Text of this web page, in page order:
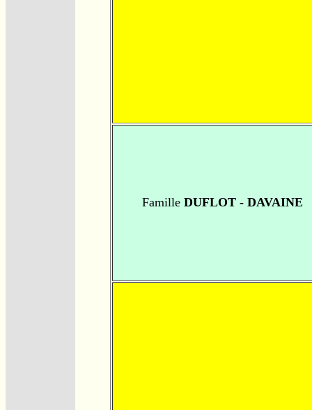
FamilleDUFLOT - DAVAINE